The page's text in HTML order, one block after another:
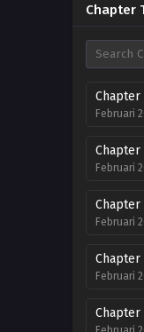
Chapter
Chapter
Februari
Chapter
Februari
Chapter
Februari
Chapter
Februari
Chapter